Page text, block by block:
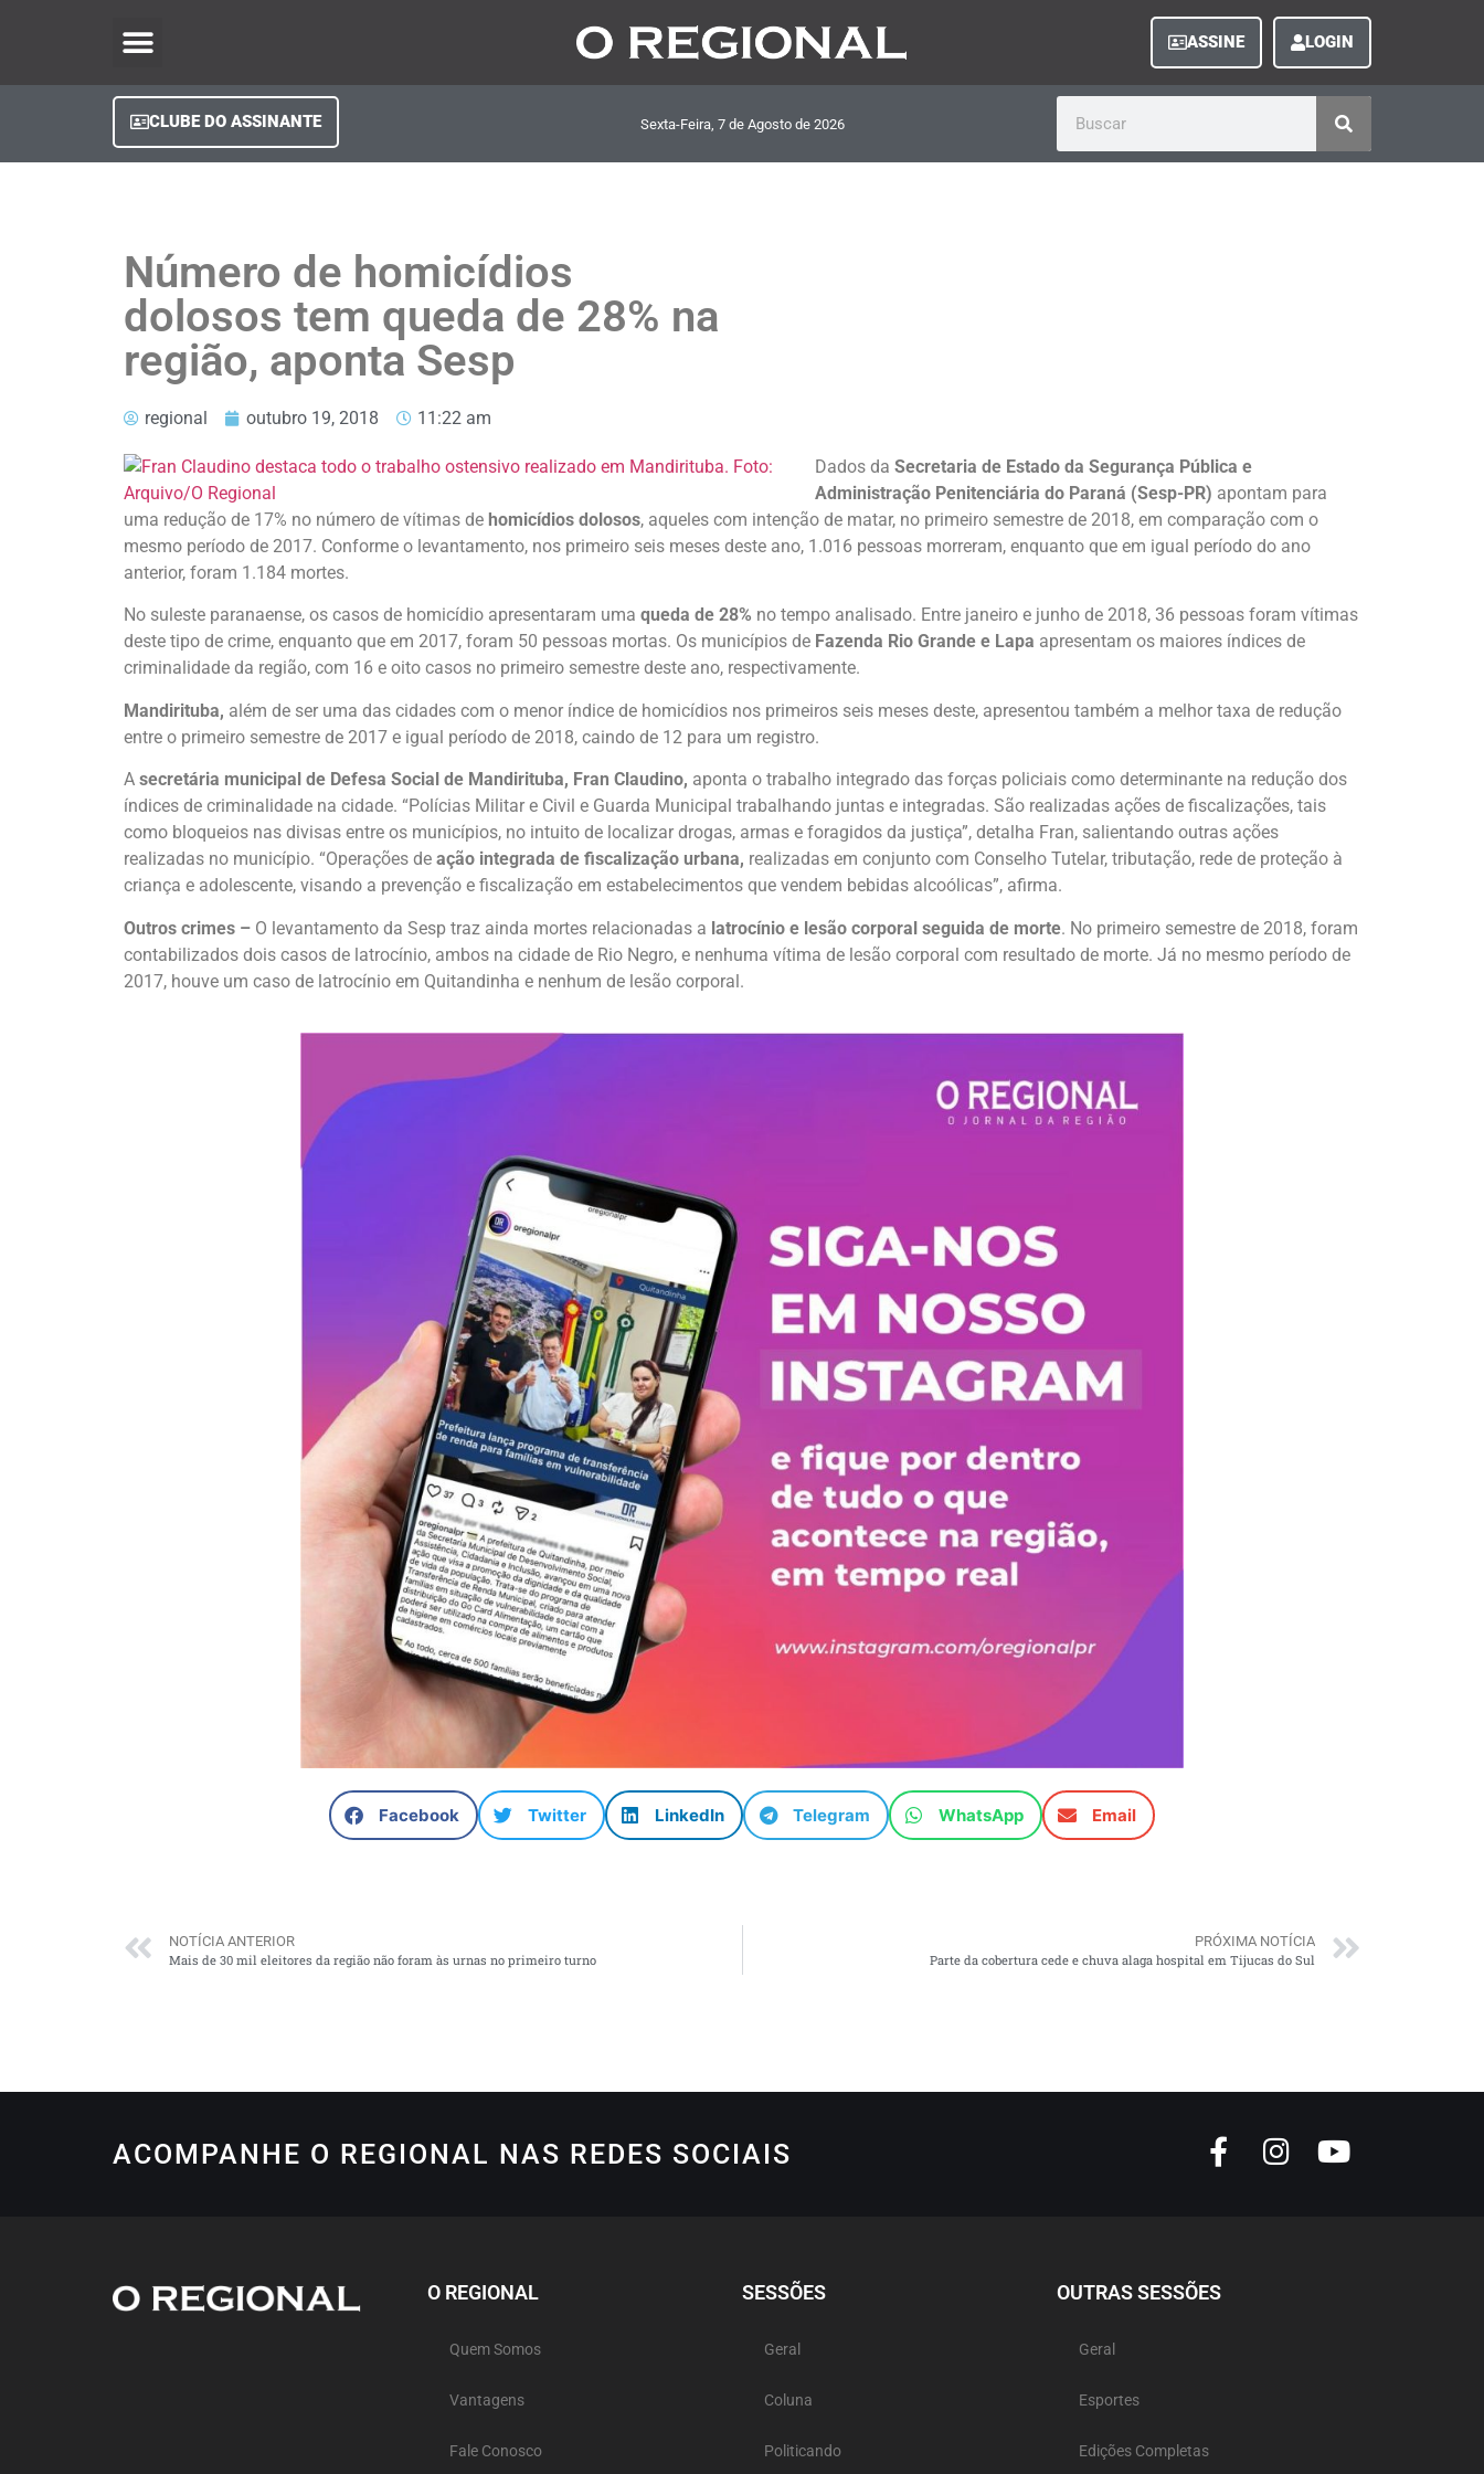
ASSINE LOGIN
CLUBE DO ASSINANTE Sexta-Feira, 7de Agostode 2026
Número de homicídios
dolosos tem queda de 28% na
região, aponta Sesp
regional outubro 19, 2018 11:22 am
Dados da Secretaria de Estado da Segurança Pública e
Administração Penitenciária do Paraná (Sesp-PR) apontam para
uma redução de 17% no número de vítimas de homicídios dolosos, aqueles com intenção de matar, no primeiro semestre de 2018, em comparação com o
mesmo período de 2017. Conforme o levantamento, nos primeiro seis meses deste ano, 1.016 pessoas morreram, enquanto que em igual período do ano
anterior, foram 1.184 mortes.
No suleste paranaense, os casos de homicídio apresentaram uma queda de 28% no tempo analisado. Entre janeiro e junho de 2018, 36 pessoas foram vítimas
deste tipo de crime, enquanto que em 2017, foram 50 pessoas mortas. Os municípios de Fazenda Rio Grande e Lapa apresentam os maiores índices de
criminalidade da região, com 16 e oito casos no primeiro semestre deste ano, respectivamente.
Mandirituba, além de ser uma das cidades com o menor índice de homicídios nos primeiros seis meses deste, apresentou também a melhor taxa de redução
entre o primeiro semestre de 2017 e igual período de 2018, caindo de 12 para um registro.
A secretária municipal de Defesa Social de Mandirituba, Fran Claudino, aponta o trabalho integrado das forças policiais como determinante na redução dos
índices de criminalidade na cidade. “Polícias Militar e Civil e Guarda Municipal trabalhando juntas e integradas. São realizadas ações de fiscalizações, tais
como bloqueios nas divisas entre os municípios, no intuito de localizar drogas, armas e foragidos da justiça”, detalha Fran, salientando outras ações
realizadas no município. “Operações de ação integrada de fiscalização urbana, realizadas em conjunto com Conselho Tutelar, tributação, rede de proteção à
criança e adolescente, visando a prevenção e fiscalização em estabelecimentos que vendem bebidas alcoólicas”, afirma.
Outros crimes – O levantamento da Sesp traz ainda mortes relacionadas a latrocínio e lesão corporal seguida de morte. No primeiro semestre de 2018, foram
contabilizados dois casos de latrocínio, ambos na cidade de Rio Negro, e nenhuma vítima de lesão corporal com resultado de morte. Já no mesmo período de
2017, houve um caso de latrocínio em Quitandinha e nenhum de lesão corporal.
Facebook Twitter LinkedIn Telegram WhatsApp Email
NOTÍCIA ANTERIOR
Mais de 30 mil eleitores da região não foram às urnas no primeiro turno
PRÓXIMA NOTÍCIA
Parte da cobertura cede e chuva alaga hospital em Tijucas do Sul
ACOMPANHE O REGIONAL NAS REDES SOCIAIS
O REGIONAL
Quem Somos
Vantagens
Fale Conosco
SESSÕES
Geral
Coluna
Politicando
OUTRAS SESSÕES
Geral
Esportes
Edições Completas